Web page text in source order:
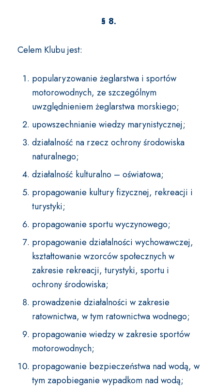
§ 8.
Celem Klubu jest:
popularyzowanie żeglarstwa i sportów
motorowodnych, ze szczególnym
uwzględnieniem żeglarstwa morskiego;
upowszechnianie wiedzy marynistycznej;
działalność na rzecz ochrony środowiska
naturalnego;
działalność kulturalno – oświatowa;
propagowanie kultury fizycznej, rekreacji i
turystyki;
propagowanie sportu wyczynowego;
propagowanie działalności wychowawczej,
kształtowanie wzorców społecznych w
zakresie rekreacji, turystyki, sportu i
ochrony środowiska;
prowadzenie działalności w zakresie
ratownictwa, w tym ratownictwa wodnego;
propagowanie wiedzy w zakresie sportów
motorowodnych;
propagowanie bezpieczeństwa nad wodą, w
tym zapobieganie wypadkom nad wodą;